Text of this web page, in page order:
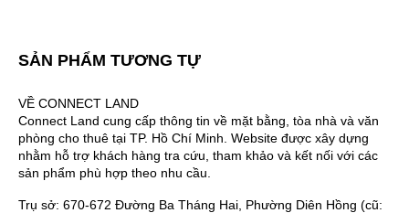
SẢN PHẨM TƯƠNG TỰ
VỀ CONNECT LAND
Connect Land cung cấp thông tin về mặt bằng, tòa nhà và văn
phòng cho thuê tại TP. Hồ Chí Minh. Website được xây dựng
nhằm hỗ trợ khách hàng tra cứu, tham khảo và kết nối với các
sản phẩm phù hợp theo nhu cầu.
Trụ sở: 670-672 Đường Ba Tháng Hai, Phường Diên Hồng (cũ: